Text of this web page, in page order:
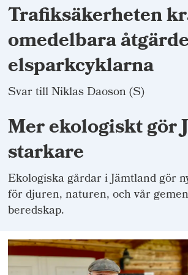
Trafiksäkerheten
omedelbara
elsparkcyklarna
Svar till Niklas Daoson (S)
Mer ekologiskt gör
starkare
Ekologiska gårdar i Jämtland gör
för djuren, naturen, och vår
beredskap.